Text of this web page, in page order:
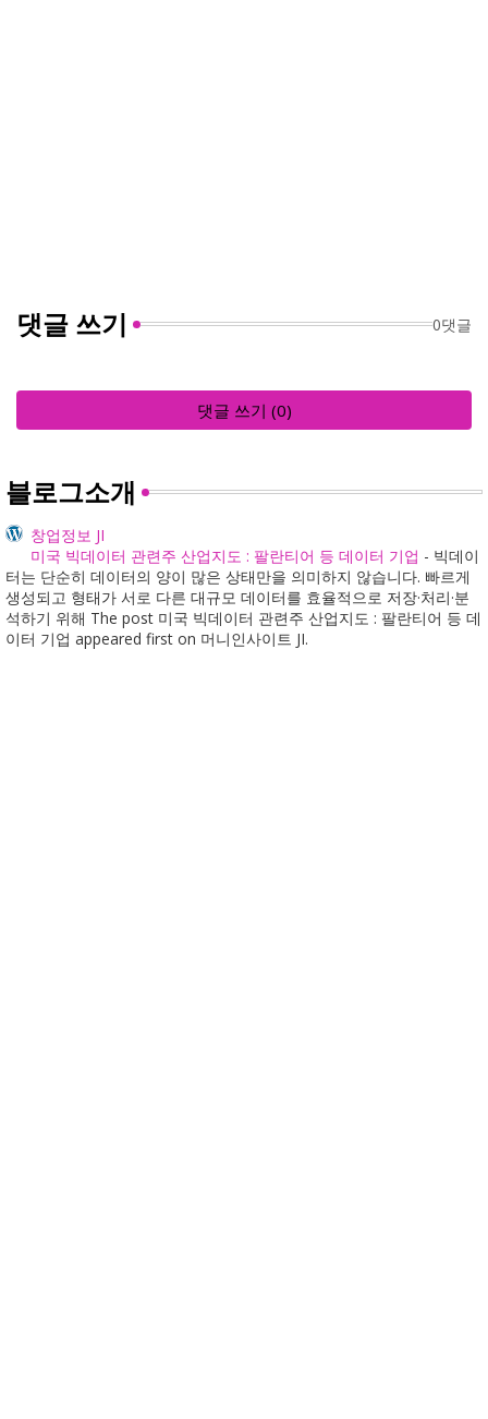
댓글 쓰기 0댓글
댓글 쓰기 (0)
블로그소개
창업정보 JI
미국 빅데이터 관련주 산업지도 : 팔란티어 등 데이터 기업 - 빅데이
터는 단순히 데이터의 양이 많은 상태만을 의미하지 않습니다. 빠르게
생성되고 형태가 서로 다른 대규모 데이터를 효율적으로 저장·처리·분
석하기 위해 The post 미국 빅데이터 관련주 산업지도 : 팔란티어 등 데
이터 기업 appeared first on 머니인사이트 JI.